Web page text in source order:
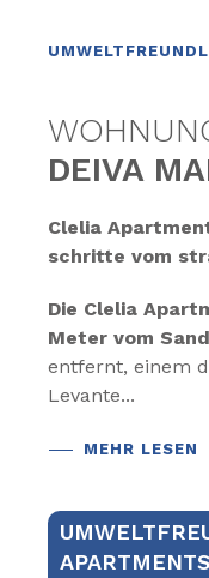
DEIVA
Clelia
schritte vom
Die Clelia
Meter vom
entfernt, einem
Levante...
MEHR LESEN